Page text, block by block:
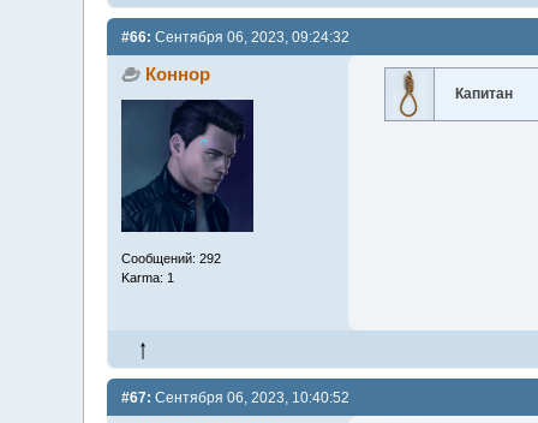
#66: Сентября 06, 2023, 09:24:32
Коннор
Сообщений: 292
Karma: 1
Капитан
#67: Сентября 06, 2023, 10:40:52